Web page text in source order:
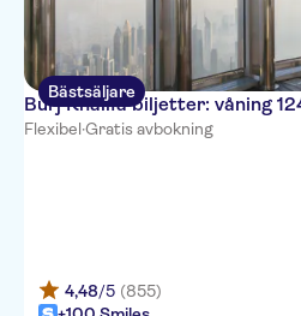
Bästsäljare
Burj Khalifa biljetter: våning
Flexibel·Gratis avbokning
4,48/5 (855)